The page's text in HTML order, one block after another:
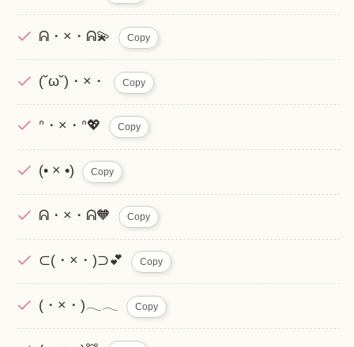
ᕱ・×・ᕱ💫 Copy
(˘ω˘)・×・ Copy
ᐢ・×・ᐢ💖 Copy
(• × •) Copy
ᕱ・×・ᕱ🧡 Copy
⊂(・×・)⊃💕 Copy
(・×・)𓂃𓂃 Copy